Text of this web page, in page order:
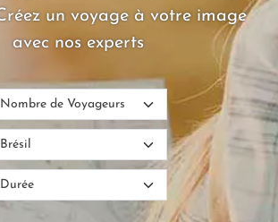
un voyage à votre image
avec nos experts